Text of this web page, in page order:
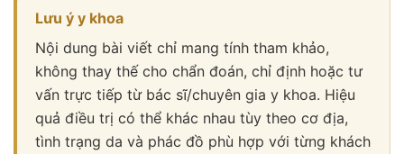
Lưu ý y khoa
Nội dung bài viết chỉ mang tính tham khảo,
không thay thế cho chẩn đoán, chỉ định hoặc tư
vấn trực tiếp từ bác sĩ/chuyên gia y khoa. Hiệu
quả điều trị có thể khác nhau tùy theo cơ địa,
tình trạng da và phác đồ phù hợp với từng khách